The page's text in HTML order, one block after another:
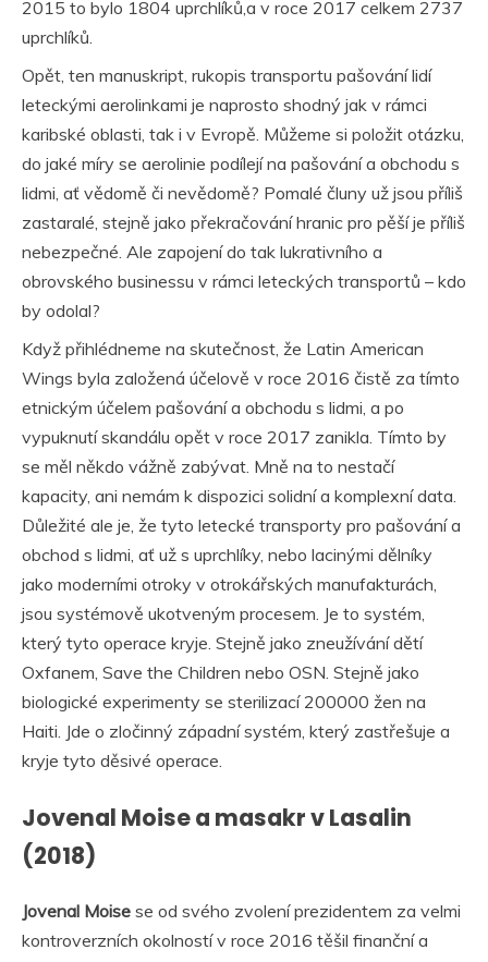
2015 to bylo 1804 uprchlíků,a v roce 2017 celkem 2737
uprchlíků.
Opět, ten manuskript, rukopis transportu pašování lidí
leteckými aerolinkami je naprosto shodný jak v rámci
karibské oblasti, tak i v Evropě. Můžeme si položit otázku,
do jaké míry se aerolinie podílejí na pašování a obchodu s
lidmi, ať vědomě či nevědomě? Pomalé čluny už jsou příliš
zastaralé, stejně jako překračování hranic pro pěší je příliš
nebezpečné. Ale zapojení do tak lukrativního a
obrovského businessu v rámci leteckých transportů – kdo
by odolal?
Když přihlédneme na skutečnost, že Latin American
Wings byla založená účelově v roce 2016 čistě za tímto
etnickým účelem pašování a obchodu s lidmi, a po
vypuknutí skandálu opět v roce 2017 zanikla. Tímto by
se měl někdo vážně zabývat. Mně na to nestačí
kapacity, ani nemám k dispozici solidní a komplexní data.
Důležité ale je, že tyto letecké transporty pro pašování a
obchod s lidmi, ať už s uprchlíky, nebo lacinými dělníky
jako moderními otroky v otrokářských manufakturách,
jsou systémově ukotveným procesem. Je to systém,
který tyto operace kryje. Stejně jako zneužívání dětí
Oxfanem, Save the Children nebo OSN. Stejně jako
biologické experimenty se sterilizací 200000 žen na
Haiti. Jde o zločinný západní systém, který zastřešuje a
kryje tyto děsivé operace.
Jovenal Moise a masakr v Lasalin
(2018)
Jovenal Moise se od svého zvolení prezidentem za velmi
kontroverzních okolností v roce 2016 těšil finanční a